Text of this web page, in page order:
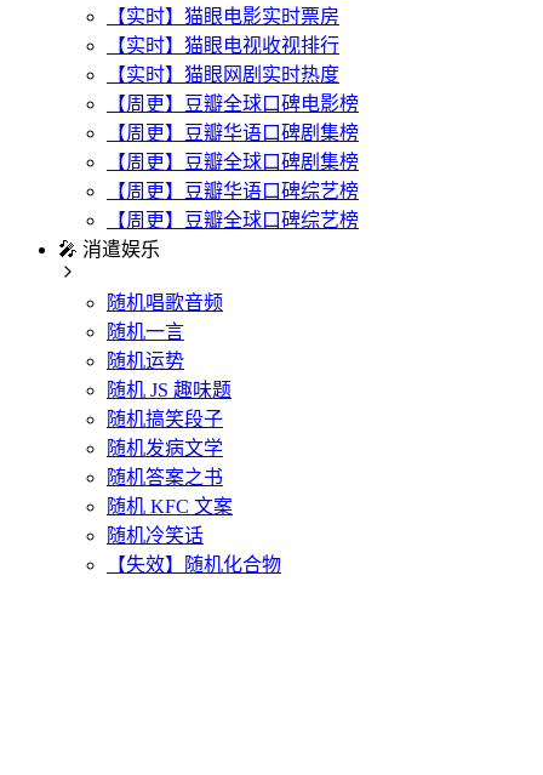
【实时】猫眼电影实时票房
【实时】猫眼电视收视排行
【实时】猫眼网剧实时热度
【周更】豆瓣全球口碑电影榜
【周更】豆瓣华语口碑剧集榜
【周更】豆瓣全球口碑剧集榜
【周更】豆瓣华语口碑综艺榜
【周更】豆瓣全球口碑综艺榜
🎤 消遣娱乐
随机唱歌音频
随机一言
随机运势
随机 JS 趣味题
随机搞笑段子
随机发病文学
随机答案之书
随机 KFC 文案
随机冷笑话
【失效】随机化合物